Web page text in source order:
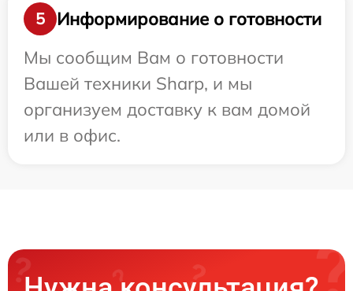
5
Информирование о готовности
Мы сообщим Вам о готовности
Вашей техники Sharp, и мы
организуем доставку к вам домой
или в офис.